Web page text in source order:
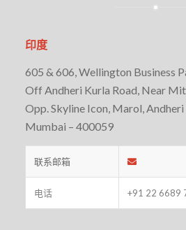
印度
605 & 606, Wellington Business
Off Andheri Kurla Road, Near
Opp. Skyline Icon, Marol, Andheri
Mumbai – 400059
联系邮箱
电话 +91 22 6689